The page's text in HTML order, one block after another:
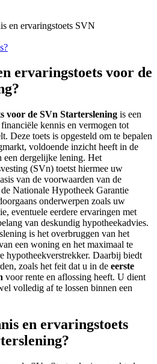
en ervaringstoets SVN
ervaringstoets voor de
voor de SVn Starterslening is een
kennis en vermogen tot
Deze toets is opgesteld om te bepalen
voldoende inzicht heeft in de
dergelijke lening. Het
(SVn) toetst hiermee uw
van de voorwaarden van de
Nationale Hypotheek Garantie
onderwerpen zoals uw
eventuele eerdere ervaringen met
van deskundig hypotheekadvies.
is het overbruggen van het
een woning en het maximaal te
hypotheekverstrekker. Daarbij biedt
zoals het feit dat u in de eerste
voor rente en aflossing heeft. U dient
volledig af te lossen binnen een
en ervaringstoets